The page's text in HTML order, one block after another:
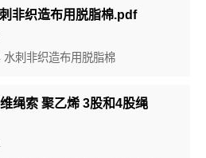
非织造布用脱脂棉.pdf
刺非织造布用脱脂棉
绳索 聚乙烯 3股和4股绳